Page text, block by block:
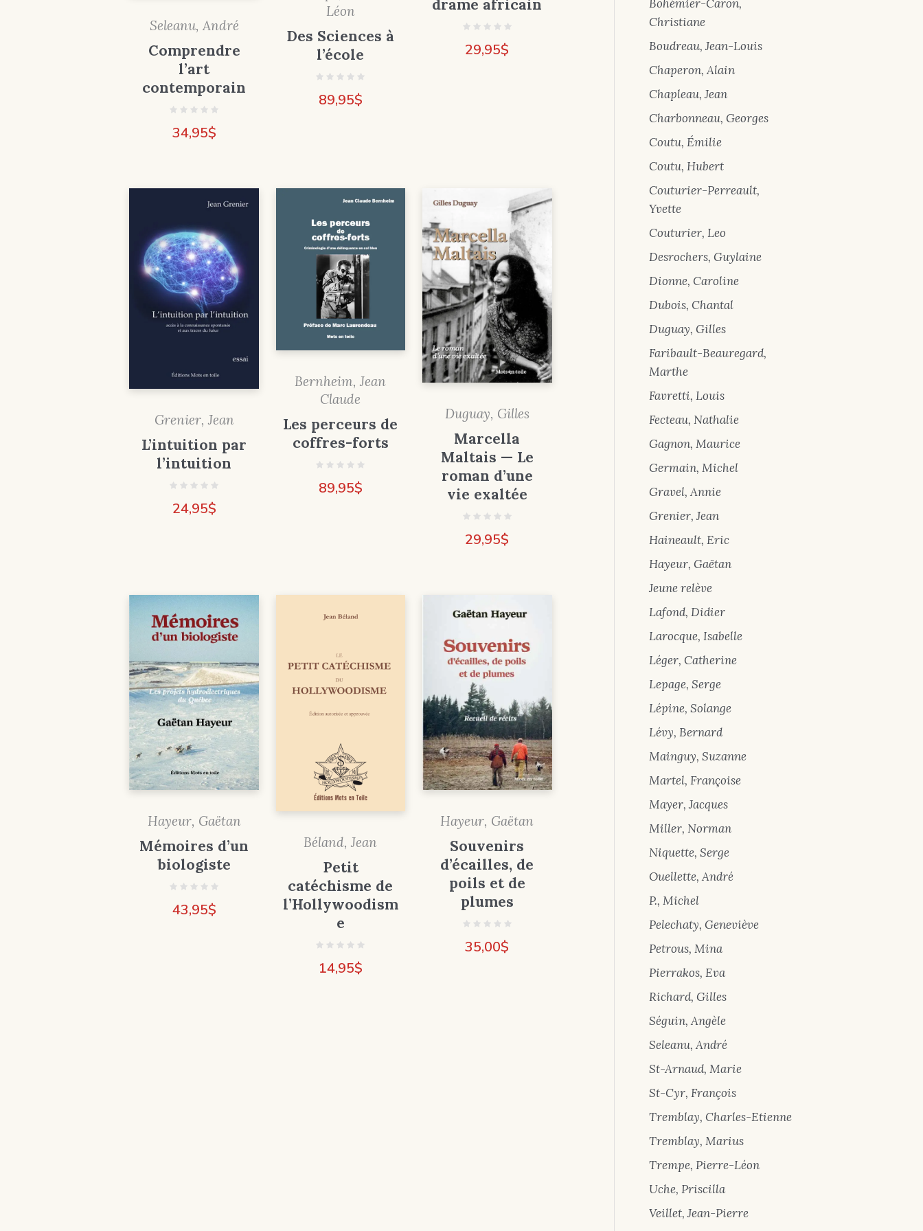
Seleanu, André
Comprendre
l’art
contemporain
34,95$
Léon
Des Sciences à
l’école
89,95$
drame africain
29,95$
Grenier, Jean
L’intuition par
l’intuition
24,95$
Bernheim, Jean
Claude
Les perceurs de
coffres-forts
89,95$
Duguay, Gilles
Marcella
Maltais — Le
roman d’une
vie exaltée
29,95$
Hayeur, Gaëtan
Mémoires d’un
biologiste
43,95$
Béland, Jean
Petit
catéchisme de
l’Hollywoodism
e
14,95$
Hayeur, Gaëtan
Souvenirs
d’écailles, de
poils et de
plumes
35,00$
Bohémier-Caron,
Christiane
Boudreau, Jean-Louis
Chaperon, Alain
Chapleau, Jean
Charbonneau, Georges
Coutu, Émilie
Coutu, Hubert
Couturier-Perreault,
Yvette
Couturier, Leo
Desrochers, Guylaine
Dionne, Caroline
Dubois, Chantal
Duguay, Gilles
Faribault-Beauregard,
Marthe
Favretti, Louis
Fecteau, Nathalie
Gagnon, Maurice
Germain, Michel
Gravel, Annie
Grenier, Jean
Haineault, Eric
Hayeur, Gaëtan
Jeune relève
Lafond, Didier
Larocque, Isabelle
Léger, Catherine
Lepage, Serge
Lépine, Solange
Lévy, Bernard
Mainguy, Suzanne
Martel, Françoise
Mayer, Jacques
Miller, Norman
Niquette, Serge
Ouellette, André
P., Michel
Pelechaty, Geneviève
Petrous, Mina
Pierrakos, Eva
Richard, Gilles
Séguin, Angèle
Seleanu, André
St-Arnaud, Marie
St-Cyr, François
Tremblay, Charles-Etienne
Tremblay, Marius
Trempe, Pierre-Léon
Uche, Priscilla
Veillet, Jean-Pierre